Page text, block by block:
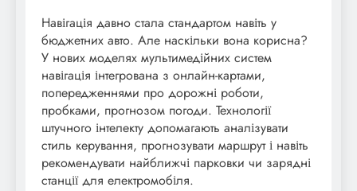
Навігація давно стала стандартом навіть у
бюджетних авто. Але наскільки вона корисна?
У нових моделях мультимедійних систем
навігація інтегрована з онлайн-картами,
попередженнями про дорожні роботи,
пробками, прогнозом погоди. Технології
штучного інтелекту допомагають аналізувати
стиль керування, прогнозувати маршрут і навіть
рекомендувати найближчі парковки чи зарядні
станції для електромобіля.